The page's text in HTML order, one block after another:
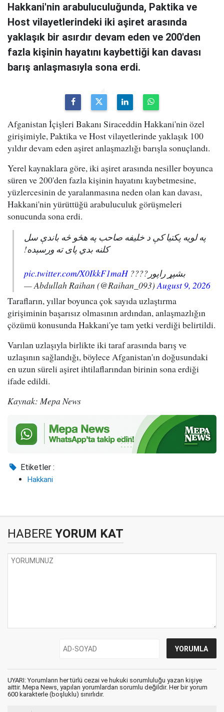
Hakkani'nin arabuluculuğunda, Paktika ve
Host vilayetlerindeki iki aşiret arasında
yaklaşık bir asırdır devam eden ve 200'den
fazla kişinin hayatını kaybettiği kan davası
barış anlaşmasıyla sona erdi.
Afganistan İçişleri Bakanı Siraceddin Hakkani'nin özel
girişimiyle, Paktika ve Host vilayetlerinde yaklaşık 100
yıldır devam eden aşiret anlaşmazlığı barışla sonuçlandı.
Yerel kaynaklara göre, iki aşiret arasında nesiller boyunca
süren ve 200'den fazla kişinin hayatını kaybetmesine,
yüzlercesinin de yaralanmasına neden olan kan davası,
Hakkani'nin yürüttüğü arabuluculuk görüşmeleri
sonucunda sona erdi.
په لویه پکتیا کې د خلیفه صاحب په هڅو څه باندې سل
کلنه بدي پای ته ورسېده!
بشپړ راپور????pic.twitter.com/X0IkkF1maH
— Abdullah Raihan (@Raihan_093)August 9, 2026
Tarafların, yıllar boyunca çok sayıda uzlaştırma
girişiminin başarısız olmasının ardından, anlaşmazlığın
çözümü konusunda Hakkani'ye tam yetki verdiği belirtildi.
Varılan uzlaşıyla birlikte iki taraf arasında barış ve
uzlaşının sağlandığı, böylece Afganistan'ın doğusundaki
en uzun süreli aşiret ihtilaflarından birinin sona erdiği
ifade edildi.
Kaynak: Mepa News
Etiketler :
Hakkani
HABERE YORUM KAT
UYARI: Yorumların her türlü cezai ve hukuki sorumluluğu yazan kişiye
aittir. Mepa News, yapılan yorumlardan sorumlu değildir. Her bir yorum
600 karakterle (boşluklu) sınırlıdır.